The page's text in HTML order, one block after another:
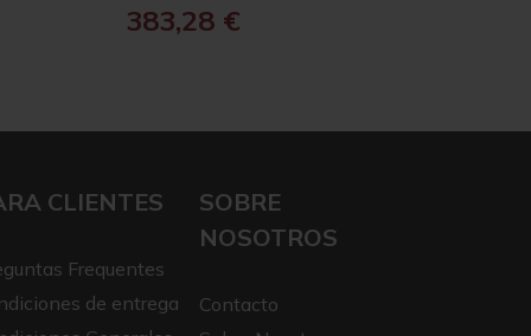
383,28 €
CLIENTES
Frequentes
de entrega
SOBRE
NOSOTROS
Contacto